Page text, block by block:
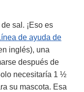
sal. ¡Eso es
de ayuda de
inglés), una
después de
necesitaría 1 ½
su mascota. Esa